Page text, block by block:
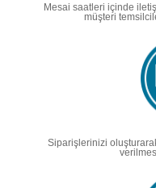
Mesai saatleri içinde
müşteri
Siparişlerinizi